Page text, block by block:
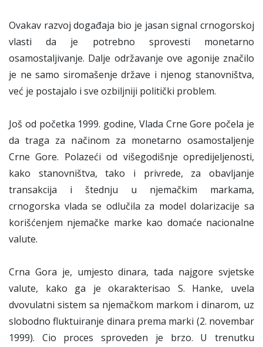
Ovakav razvoj događaja bio je jasan signal crnogorskoj
vlasti da je potrebno sprovesti monetarno
osamostaljivanje. Dalje održavanje ove agonije značilo
je ne samo siromašenje države i njenog stanovništva,
već je postajalo i sve ozbiljniji politički problem.
Još od početka 1999. godine, Vlada Crne Gore počela je
da traga za načinom za monetarno osamostaljenje
Crne Gore. Polazeći od višegodišnje opredijeljenosti,
kako stanovništva, tako i privrede, za obavljanje
transakcija i štednju u njemačkim markama,
crnogorska vlada se odlučila za model dolarizacije sa
korišćenjem njemačke marke kao domaće nacionalne
valute.
Crna Gora je, umjesto dinara, tada najgore svjetske
valute, kako ga je okarakterisao S. Hanke, uvela
dvovulatni sistem sa njemačkom markom i dinarom, uz
slobodno fluktuiranje dinara prema marki (2. novembar
1999). Cio proces sproveden je brzo. U trenutku